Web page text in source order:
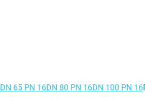
DN 65 PN 16DN 80 PN 16DN 100 PN 16